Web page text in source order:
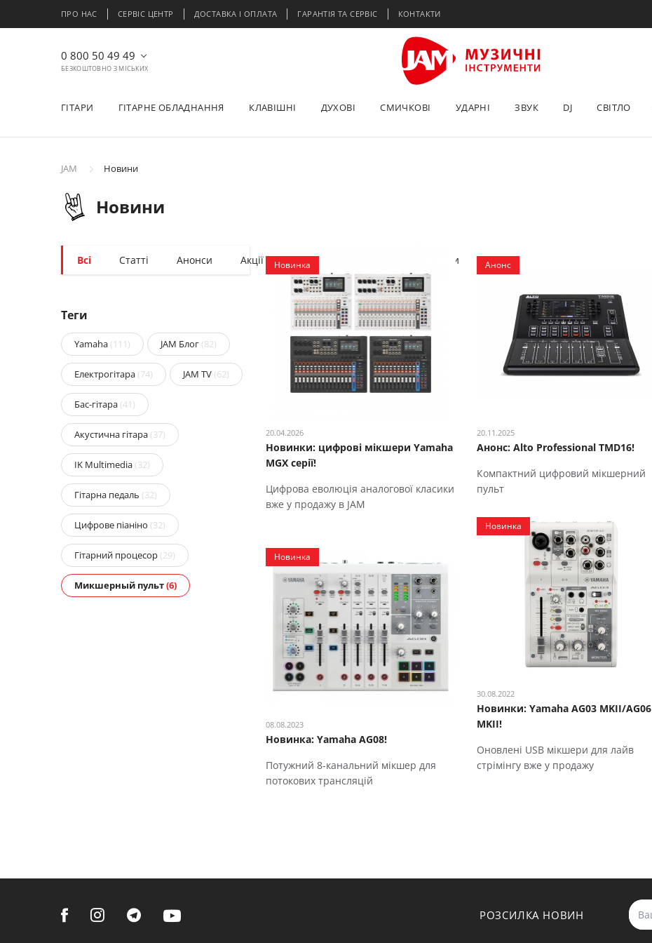
ПРО НАС СЕРВІС ЦЕНТР ДОСТАВКА І ОПЛАТА ГАРАНТІЯ ТА СЕРВІС КОНТАКТИ
0 800 50 49 49
БЕЗКОШТОВНО З МІСЬКИХ
ГІТАРИ ГІТАРНЕ ОБЛАДНАННЯ КЛАВІШНІ ДУХОВІ СМИЧКОВІ УДАРНІ ЗВУК DJ СВІТЛО
JAM Новини
Новини
Всі Статті Анонси Акції Події Новинки Фото/відео
Теги
Yamaha (111) JAM Блог (82)
Електрогітара (74) JAM TV (62)
Бас-гітара (41)
Акустична гітара (37)
IK Multimedia (32)
Гітарна педаль (32)
Цифрове піаніно (32)
Гітарний процесор (29)
Микшерный пульт(6)
Новинка
20.04.2026
Новинки: цифрові мікшери Yamaha
MGX серії!
Цифрова еволюція аналогової класики
вже у продажу в JAM
Анонс
20.11.2025
Анонс: Alto Professional TMD16!
Компактний цифровий мікшерний
пульт
Новинка
08.08.2023
Новинка: Yamaha AG08!
Потужний 8-канальний мікшер для
потокових трансляцій
Новинка
30.08.2022
Новинки: Yamaha AG03 MKII/AG06
MKII!
Оновлені USB мікшери для лайв
стрімінгу вже у продажу
РОЗСИЛКА НОВИН